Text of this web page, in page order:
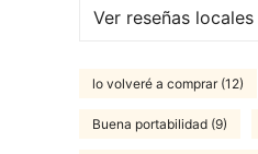
Ver reseñas locales
lo volveré a comprar (12)
Buena portabilidad (9)